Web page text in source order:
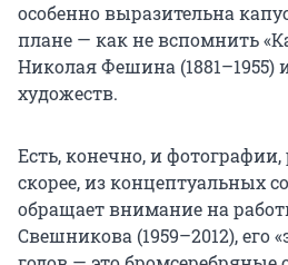
особенно выразительна
плане — как не вспомнить
Николая Фешина (1881–1955)
художеств.
Есть, конечно, и
скорее, из концептуальных
обращает внимание на
Свешникова (1959–2012), его